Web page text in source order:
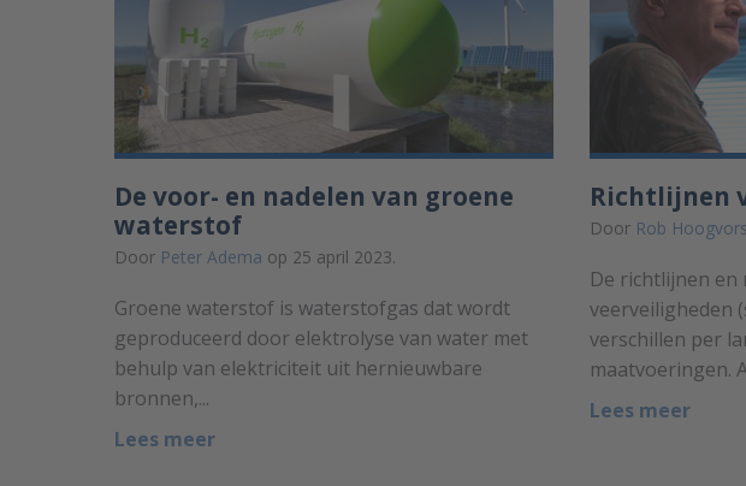
De voor- en nadelen van groene
waterstof
Door Peter Adema op 25 april 2023.
Groene waterstof is waterstofgas dat wordt
geproduceerd door elektrolyse van water met
behulp van elektriciteit uit hernieuwbare
bronnen,...
Lees meer
Richtlijnen
Door Rob
De richtlijnen
veerveiligheden
verschillen per
maatvoeringen.
Lees meer